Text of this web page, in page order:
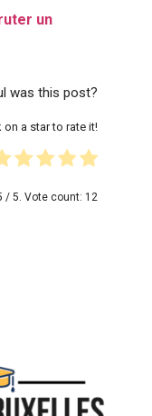
un
was this post?
on a star to rate it!
/ 5. Vote count: 12